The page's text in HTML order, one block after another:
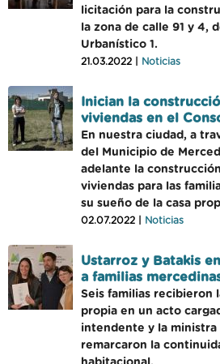
licitación para la
la zona de calle 91 y 4,
Urbanístico 1.
21.03.2022 | Noticias
Inician la
viviendas en el
En nuestra ciudad, a
del Municipio de
adelante la
viviendas para las
su sueño de la casa
02.07.2022 | Noticias
Ustarroz y Batakis
a familias
Seis familias recibieron
propia en un acto
intendente y la ministra
remarcaron la